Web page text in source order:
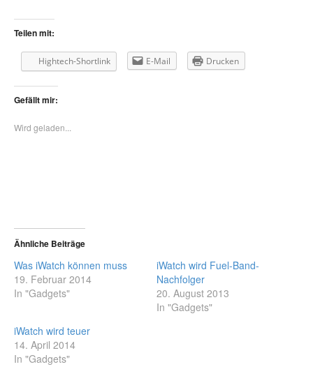
Teilen mit:
Hightech-Shortlink E-Mail Drucken
Gefällt mir:
Wird geladen...
Ähnliche Beiträge
Was iWatch können muss
19. Februar 2014
In "Gadgets"
iWatch wird Fuel-Band-
Nachfolger
20. August 2013
In "Gadgets"
iWatch wird teuer
14. April 2014
In "Gadgets"